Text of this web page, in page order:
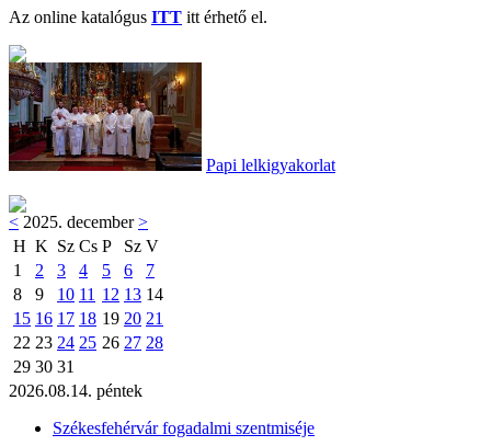
Az online katalógus ITT itt érhető el.
Papi lelkigyakorlat
< 2025. december>
H K Sz Cs P Sz V
1
2 3 4 5 6
7
8
9 10 11 12 13 14
15 16 17 18 19 20 21
22 23 24 25 26 27 28
29 30 31
2026.08.14. péntek
Székesfehérvár fogadalmi szentmiséje